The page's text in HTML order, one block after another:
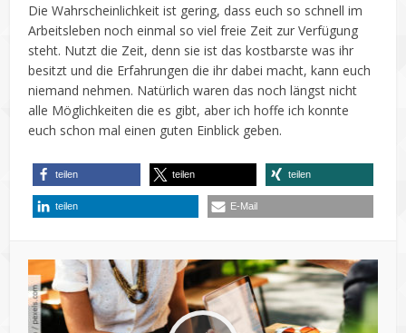
Die Wahrscheinlichkeit ist gering, dass euch so schnell im
Arbeitsleben noch einmal so viel freie Zeit zur Verfügung
steht. Nutzt die Zeit, denn sie ist das kostbarste was ihr
besitzt und die Erfahrungen die ihr dabei macht, kann euch
niemand nehmen. Natürlich waren das noch längst nicht
alle Möglichkeiten die es gibt, aber ich hoffe ich konnte
euch schon mal einen guten Einblick geben.
teilen teilen teilen
teilen E-Mail